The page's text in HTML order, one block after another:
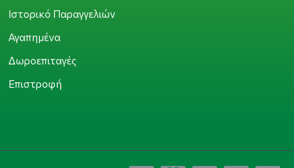
Ιστορικό Παραγγελιών
Αγαπημένα
Δωροεπιταγές
Επιστροφή